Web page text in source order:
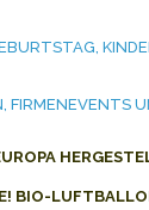
FIRMENEVENTS
BIO-